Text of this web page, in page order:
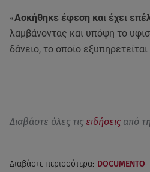
«Ασκήθηκε έφεση και έχει
λαμβάνοντας και υπόψη το
δάνειο, το οποίο
Διαβάστε όλες τις ειδήσεις από
Διαβάστε περισσότερα: DOCUMENTO